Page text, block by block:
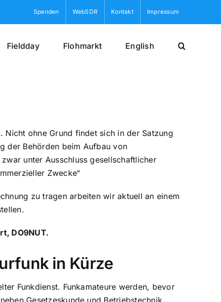
Spenden WebSDR Kontakt Impressum
Fieldday Flohmarkt English
ohne Grund findet sich in der Satzung
der Behörden beim Aufbau von
unter Ausschluss gesellschaftlicher
Zwecke“
zu tragen arbeiten wir aktuell an einem
DO9NUT.
in Kürze
Funkdienst. Funkamateure werden, bevor
Gesetzeskunde und Betriebstechnik,